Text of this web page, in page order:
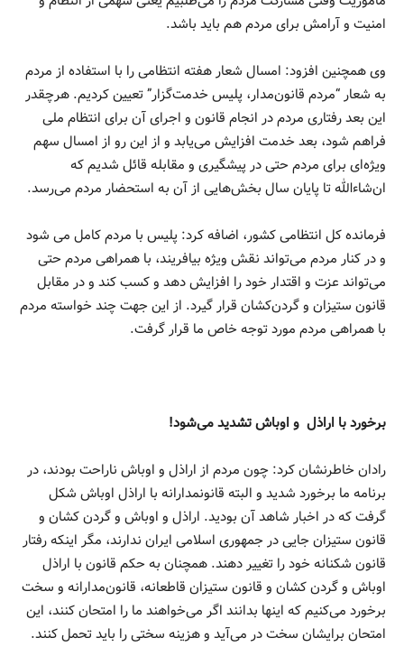
امنیت و آرامش برای مردم هم باید باشد.
وی همچنین افزود: امسال شعار هفته انتظامی را با استفاده از مردم
به شعار “مردم قانون‌مدار، پلیس خدمت‌گزار” تعیین کردیم. هرچقدر
این بعد رفتاری مردم در انجام قانون و اجرای آن برای انتظام ملی
فراهم شود، بعد خدمت افزایش می‌یابد و از این رو از امسال سهم
ویژه‌ای برای مردم حتی در پیشگیری و مقابله قائل شدیم که
ان‌شاءالله تا پایان سال بخش‌هایی از آن به استحضار مردم می‌رسد.
فرمانده کل انتظامی کشور، اضافه کرد: پلیس با مردم کامل می شود
و در کنار مردم می‌تواند نقش ویژه بیافریند، با همراهی مردم حتی
می‌تواند عزت و اقتدار خود را افزایش دهد و کسب کند و در مقابل
قانون ستیزان و گردن‌کشان قرار گیرد. از این جهت چند خواسته مردم
با همراهی مردم مورد توجه خاص ما قرار گرفت.
برخورد با اراذل و اوباش تشدید می‌شود!
رادان خاطرنشان کرد: چون مردم از اراذل و اوباش ناراحت بودند، در
برنامه ما برخورد شدید و البته قانونمدارانه با اراذل اوباش شکل
گرفت که در اخبار شاهد آن بودید. اراذل و اوباش و گردن کشان و
قانون ستیزان جایی در جمهوری اسلامی ایران ندارند، مگر اینکه رفتار
قانون شکنانه خود را تغییر دهند. همچنان به حکم قانون با اراذل
اوباش و گردن کشان و قانون ستیزان قاطعانه، قانون‌مدارانه و سخت
برخورد می‌کنیم که اینها بدانند اگر می‌خواهند ما را امتحان کنند، این
امتحان برایشان سخت در می‌آید و هزینه سختی را باید تحمل کنند.